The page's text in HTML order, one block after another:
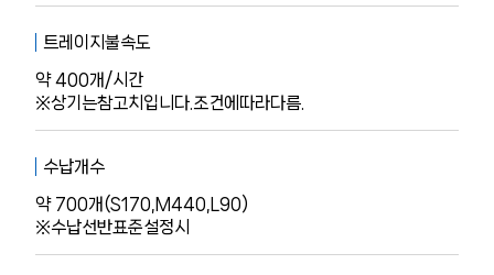
트레이지불속도
약 400개/시간
※상기는참고치입니다.조건에따라다름.
수납개수
약 700개(S170,M440,L90)
※수납선반표준설정시